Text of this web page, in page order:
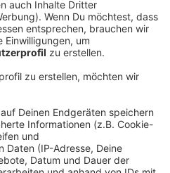
sollen 15 und
nachmittags 5 Fahrten
fahren. Die Busse
fahren entweder direkt an
oder an den regulären
für die zusätzlichen
vom Land NRW erstatten